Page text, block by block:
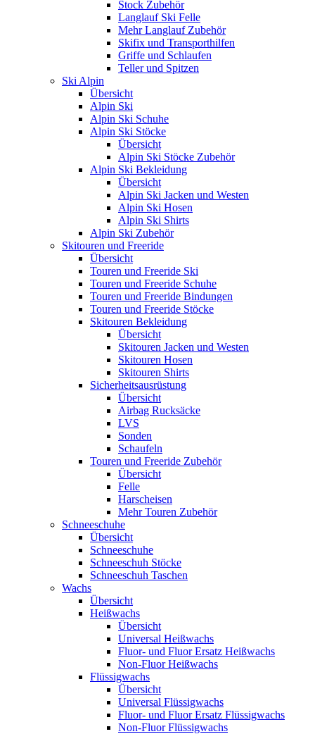
Stock Zubehör
Langlauf Ski Felle
Mehr Langlauf Zubehör
Skifix und Transporthilfen
Griffe und Schlaufen
Teller und Spitzen
Ski Alpin
Übersicht
Alpin Ski
Alpin Ski Schuhe
Alpin Ski Stöcke
Übersicht
Alpin Ski Stöcke Zubehör
Alpin Ski Bekleidung
Übersicht
Alpin Ski Jacken und Westen
Alpin Ski Hosen
Alpin Ski Shirts
Alpin Ski Zubehör
Skitouren und Freeride
Übersicht
Touren und Freeride Ski
Touren und Freeride Schuhe
Touren und Freeride Bindungen
Touren und Freeride Stöcke
Skitouren Bekleidung
Übersicht
Skitouren Jacken und Westen
Skitouren Hosen
Skitouren Shirts
Sicherheitsausrüstung
Übersicht
Airbag Rucksäcke
LVS
Sonden
Schaufeln
Touren und Freeride Zubehör
Übersicht
Felle
Harscheisen
Mehr Touren Zubehör
Schneeschuhe
Übersicht
Schneeschuhe
Schneeschuh Stöcke
Schneeschuh Taschen
Wachs
Übersicht
Heißwachs
Übersicht
Universal Heißwachs
Fluor- und Fluor Ersatz Heißwachs
Non-Fluor Heißwachs
Flüssigwachs
Übersicht
Universal Flüssigwachs
Fluor- und Fluor Ersatz Flüssigwachs
Non-Fluor Flüssigwachs